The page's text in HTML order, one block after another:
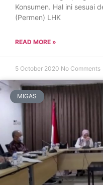
Konsumen. Hal ini sesuai
(Permen) LHK
READ MORE »
5 October 2020 No Comments
MIGAS